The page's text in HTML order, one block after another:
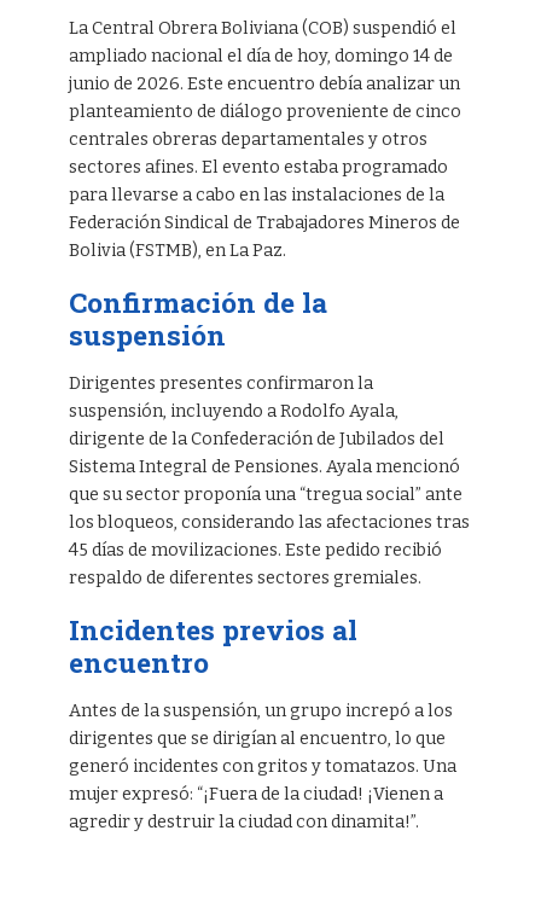
La Central Obrera Boliviana (COB) suspendió el
ampliado nacional el día de hoy, domingo 14 de
junio de 2026. Este encuentro debía analizar un
planteamiento de diálogo proveniente de cinco
centrales obreras departamentales y otros
sectores afines. El evento estaba programado
para llevarse a cabo en las instalaciones de la
Federación Sindical de Trabajadores Mineros de
Bolivia (FSTMB), en La Paz.
Confirmación de la
suspensión
Dirigentes presentes confirmaron la
suspensión, incluyendo a Rodolfo Ayala,
dirigente de la Confederación de Jubilados del
Sistema Integral de Pensiones. Ayala mencionó
que su sector proponía una “tregua social” ante
los bloqueos, considerando las afectaciones tras
45 días de movilizaciones. Este pedido recibió
respaldo de diferentes sectores gremiales.
Incidentes previos al
encuentro
Antes de la suspensión, un grupo increpó a los
dirigentes que se dirigían al encuentro, lo que
generó incidentes con gritos y tomatazos. Una
mujer expresó: “¡Fuera de la ciudad! ¡Vienen a
agredir y destruir la ciudad con dinamita!”.